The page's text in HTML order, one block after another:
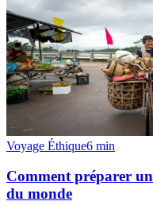
Voyage Éthique6 min
Comment préparer
du monde